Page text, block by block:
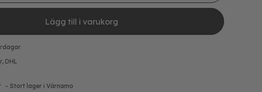
Lägg till i varukorg
DHL
– Stort lager i Värnamo